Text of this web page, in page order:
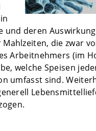
und deren
die zwar
Arbeitnehmers (im
welche Speisen
umfasst sind.